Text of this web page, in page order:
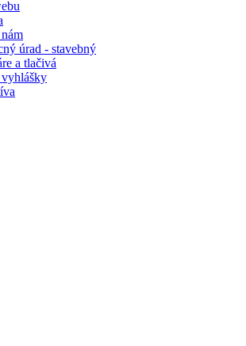
úrad - stavebný
a tlačivá